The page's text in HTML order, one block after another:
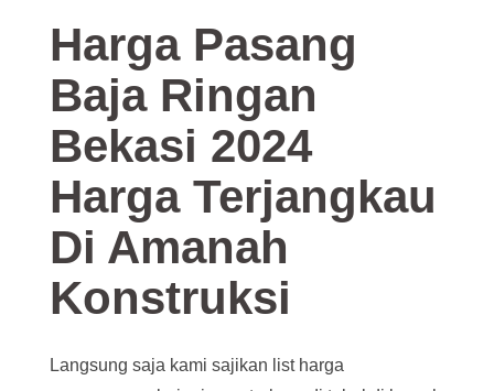
Harga Pasang
Baja Ringan
Bekasi 2024
Harga Terjangkau
Di Amanah
Konstruksi
Langsung saja kami sajikan list harga